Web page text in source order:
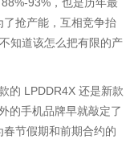
抢产能，互相竞争抬
知道该怎么把有限的产
的 LPDDR4X 还是新款
的手机品牌早就敲定了
节假期和前期合约的